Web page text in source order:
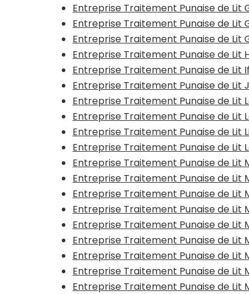
Entreprise Traitement Punaise de Lit
Entreprise Traitement Punaise de Lit
Entreprise Traitement Punaise de Lit
Entreprise Traitement Punaise de Lit
Entreprise Traitement Punaise de Lit
Entreprise Traitement Punaise de Lit
Entreprise Traitement Punaise de Lit
Entreprise Traitement Punaise de Lit
Entreprise Traitement Punaise de Lit
Entreprise Traitement Punaise de Lit
Entreprise Traitement Punaise de
Entreprise Traitement Punaise de
Entreprise Traitement Punaise de Lit
Entreprise Traitement Punaise de Lit
Entreprise Traitement Punaise de Lit
Entreprise Traitement Punaise de Lit
Entreprise Traitement Punaise de
Entreprise Traitement Punaise de Lit
Entreprise Traitement Punaise de Lit